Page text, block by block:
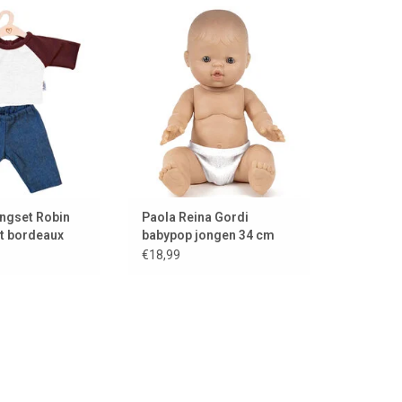
merk Hollie
WINKELWAGEN
Robin
bordeaux
Jongensbabypop Gordi van Paola
Reina uit Spanje.
TOEVOEGEN AAN WINKELWAGEN
Paola Reina Gordi
babypop jongen 34 cm
€18,99